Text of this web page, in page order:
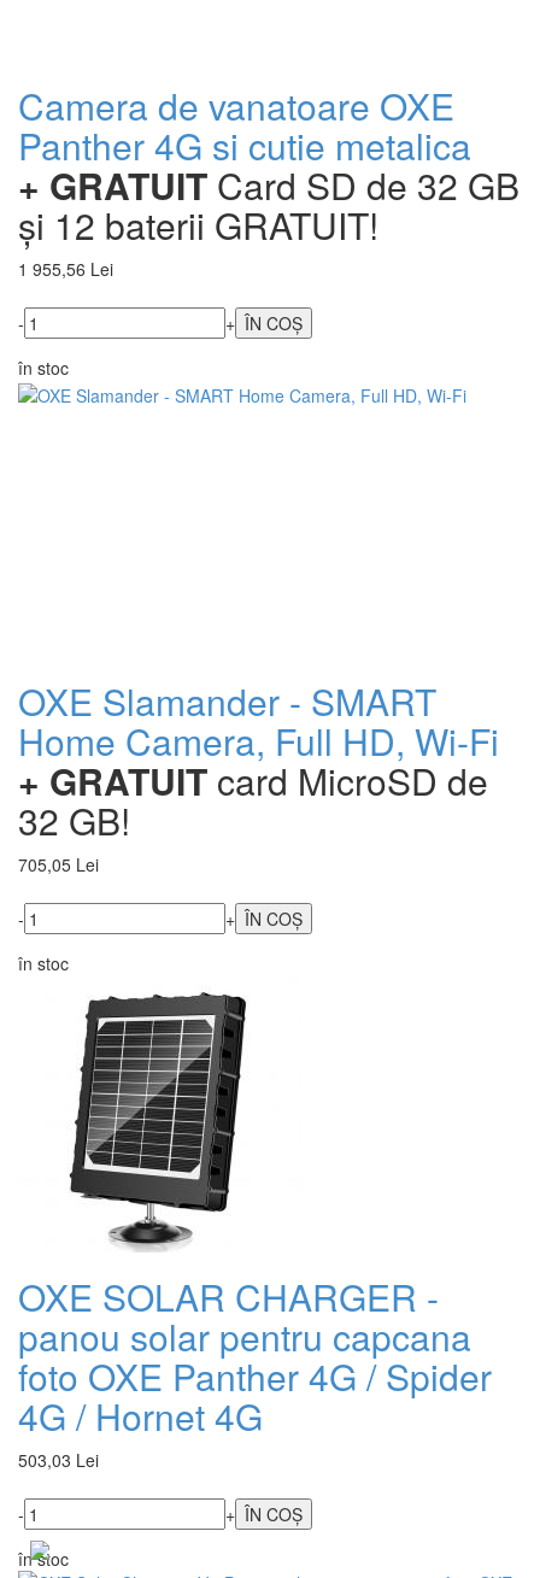
Camera de vanatoare OXE
Panther 4G si cutie metalica
+ GRATUIT Card SD de 32 GB
și 12 baterii GRATUIT!
1 955,56 Lei
-
+
în stoc
OXE Slamander - SMART
Home Camera, Full HD, Wi-Fi
+ GRATUIT card MicroSD de
32 GB!
705,05 Lei
-
+
în stoc
OXE SOLAR CHARGER -
panou solar pentru capcana
foto OXE Panther 4G / Spider
4G / Hornet 4G
503,03 Lei
-
+
în stoc